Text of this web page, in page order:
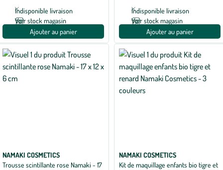
Indisponible livraison
Voir stock magasin
Ajouter au panier
Indisponible livraison
Voir stock magasin
Ajouter au panier
NAMAKI COSMETICS
Trousse scintillante rose Namaki - 17
NAMAKI COSMETICS
Kit de maquillage enfants bio tigre et